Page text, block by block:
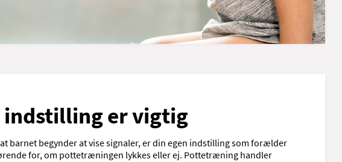
indstilling er vigtig
barnet begynder at vise signaler, er din egen indstilling som forælder
for, om pottetræningen lykkes eller ej. Pottetræning handler